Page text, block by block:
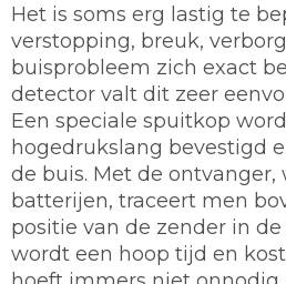
Het is soms erg lastig te
verstopping, breuk,
buisprobleem zich exact
detector valt dit zeer
Een speciale spuitkop
hogedrukslang bevestigd
de buis. Met de ontvanger,
batterijen, traceert men
positie van de zender in
wordt een hoop tijd en